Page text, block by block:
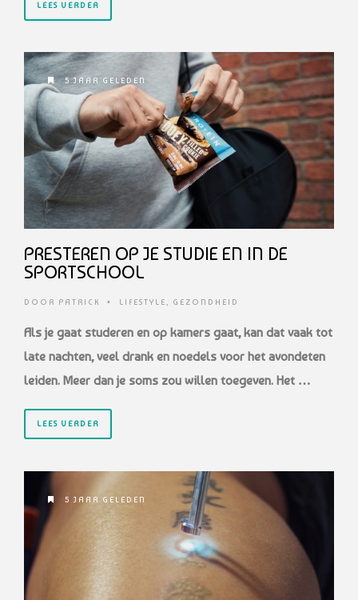
LEES VERDER
5 JAAR GELEDEN
PRESTEREN OP JE STUDIE EN IN DE
SPORTSCHOOL
DOOR PATRICK • LIFESTYLE, GEZONDHEID
Als je gaat studeren en op kamers gaat, kan dat vaak tot
late nachten, veel drank en noedels voor het avondeten
leiden. Meer dan je soms zou willen toegeven. Het …
LEES VERDER
5 JAAR GELEDEN